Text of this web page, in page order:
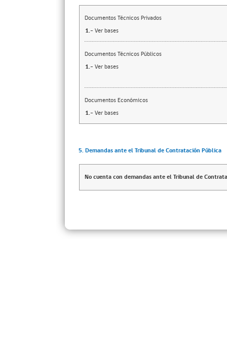
Documentos Técnicos Privados
1.- Ver bases
Documentos Técnicos Públicos
1.- Ver bases
Documentos Económicos
1.- Ver bases
5. Demandas ante el Tribunal de Contratación Pública
No cuenta con demandas ante el Tribunal de